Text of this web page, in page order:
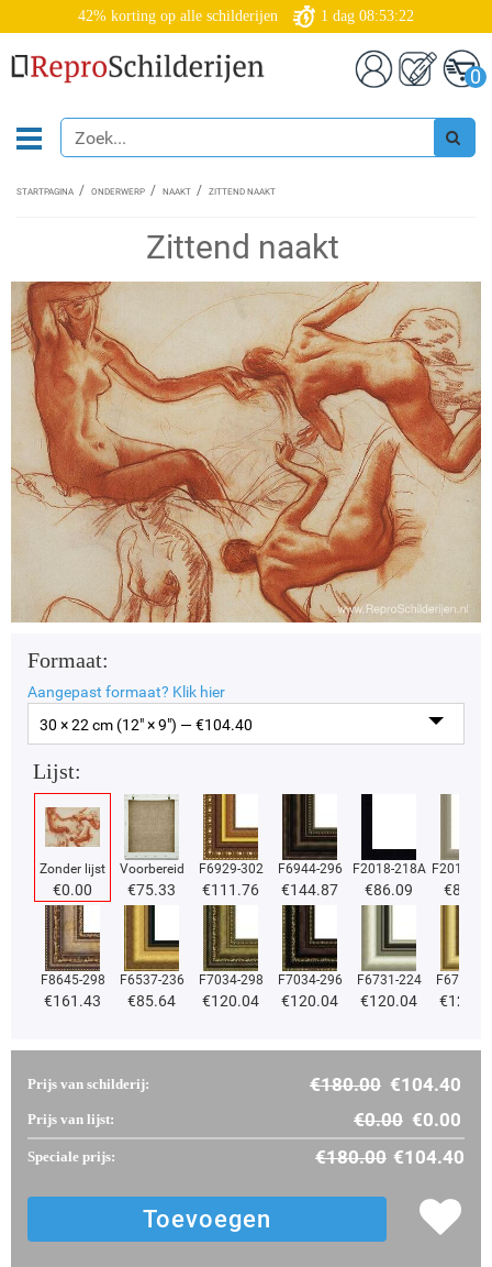
42% korting op alle schilderijen 1 dag 08:53:21
0
STARTPAGINA ONDERWERP NAAKT ZITTEND NAAKT
Zittend naakt
Formaat:
Aangepast formaat? Klik hier
30 × 22 cm (12" × 9") — €104.40
Lijst:
Zonder lijst
€0.00
Voorbereid
€75.33
F6929-302
€111.76
F6944-296
€144.87
F2018-218A
€86.09
F2018-
€86.09
F8645-298
€161.43
F6537-236
€85.64
F7034-298
€120.04
F7034-296
€120.04
F6731-224
€120.04
F6731-
€
Prijs van schilderij: €180.00 €104.40
Prijs van lijst: €0.00 €0.00
Speciale prijs: €180.00 €104.40